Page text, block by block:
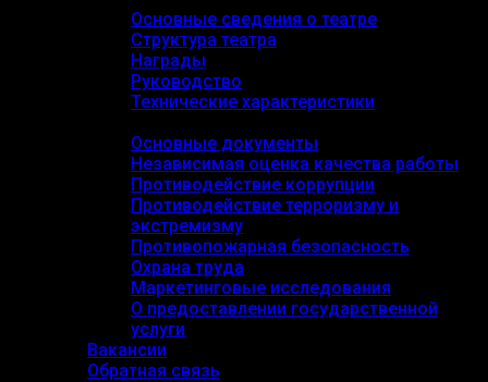
Основные сведения о театре
Структура театра
Награды
Руководство
Технические характеристики
Основные документы
Независимая оценка качества работы
Противодействие коррупции
Противодействие терроризму и
экстремизму
Противопожарная безопасность
Охрана труда
Маркетинговые исследования
О предоставлении государственной
услуги
Вакансии
Обратная связь